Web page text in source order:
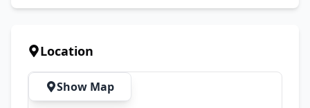
Available ری سیلرز اور ہول سیلرز کے لیے بہترین
all over Pakistan
Location
Show Map